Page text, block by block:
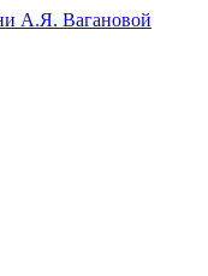
А.Я. Вагановой